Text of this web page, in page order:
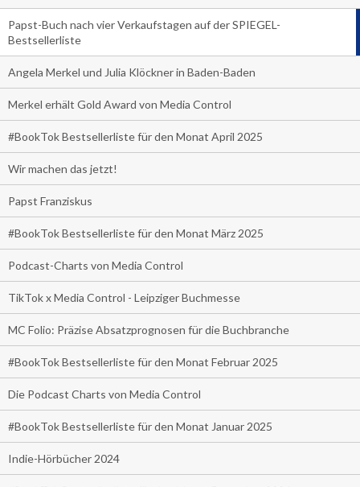
Papst-Buch nach vier Verkaufstagen auf der SPIEGEL-
Bestsellerliste
Angela Merkel und Julia Klöckner in Baden-Baden
Merkel erhält Gold Award von Media Control
#BookTok Bestsellerliste für den Monat April 2025
Wir machen das jetzt!
Papst Franziskus
#BookTok Bestsellerliste für den Monat März 2025
Podcast-Charts von Media Control
TikTok x Media Control - Leipziger Buchmesse
MC Folio: Präzise Absatzprognosen für die Buchbranche
#BookTok Bestsellerliste für den Monat Februar 2025
Die Podcast Charts von Media Control
#BookTok Bestsellerliste für den Monat Januar 2025
Indie-Hörbücher 2024